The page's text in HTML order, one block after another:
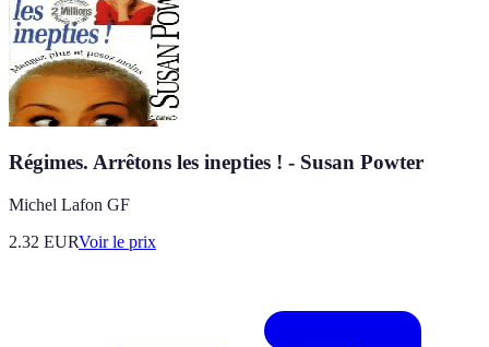
Régimes. Arrêtons les inepties ! - Susan Powter
Michel Lafon GF
2.32 EURVoir le prix